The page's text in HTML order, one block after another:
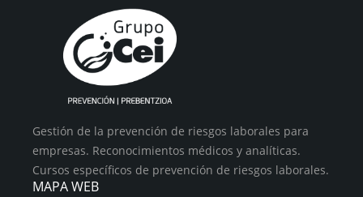
Gestión de la prevención de riesgos laborales para
empresas. Reconocimientos médicos y analíticas.
Cursos específicos de prevención de riesgos laborales.
MAPA WEB